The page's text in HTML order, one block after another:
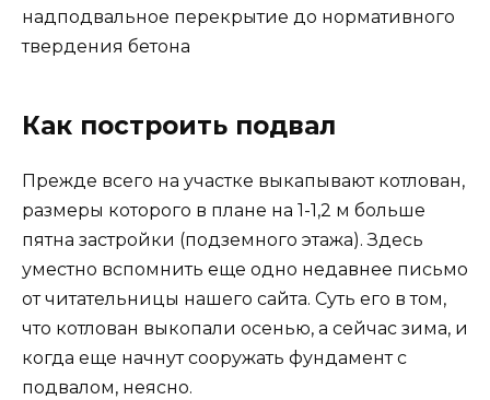
надподвальное перекрытие до нормативного
твердения бетона
Как построить подвал
Прежде всего на участке выкапывают котлован,
размеры которого в плане на 1-1,2 м больше
пятна застройки (подземного этажа). Здесь
уместно вспомнить еще одно недавнее письмо
от читательницы нашего сайта. Суть его в том,
что котлован выкопали осенью, а сейчас зима, и
когда еще начнут сооружать фундамент с
подвалом, неясно.